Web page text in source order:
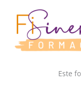
contenido
Este